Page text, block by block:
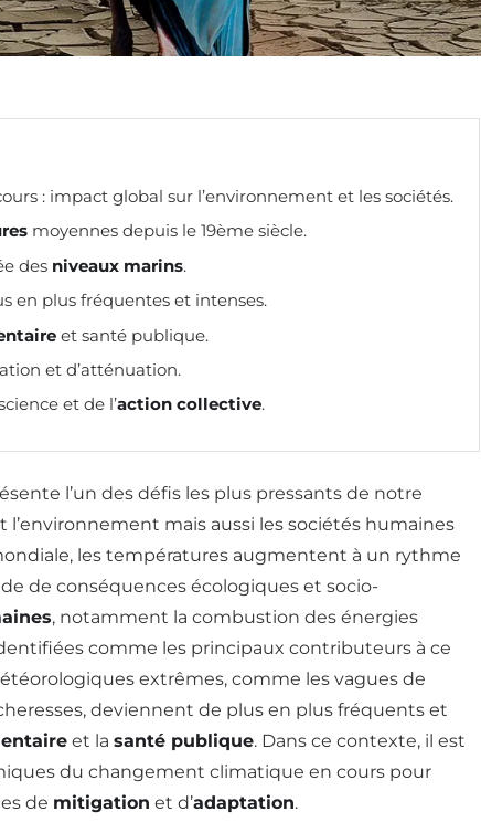
: impact global sur l’environnement et les sociétés.
moyennes depuis le 19ème siècle.
des niveaux marins.
en plus fréquentes et intenses.
et santé publique.
et d’atténuation.
et de l’action collective.
l’un des défis les plus pressants de notre
mais aussi les sociétés humaines
les températures augmentent à un rythme
de conséquences écologiques et socio-
, notamment la combustion des énergies
comme les principaux contributeurs à ce
extrêmes, comme les vagues de
deviennent de plus en plus fréquents et
et la santé publique. Dans ce contexte, il est
du changement climatique en cours pour
de mitigation et d’adaptation.